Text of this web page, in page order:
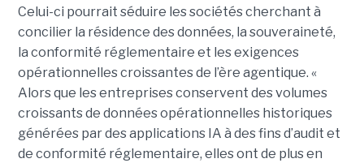
Celui-ci pourrait séduire les sociétés cherchant à
concilier la résidence des données, la souveraineté,
la conformité réglementaire et les exigences
opérationnelles croissantes de l’ère agentique. «
Alors que les entreprises conservent des volumes
croissants de données opérationnelles historiques
générées par des applications IA à des fins d’audit et
de conformité réglementaire, elles ont de plus en